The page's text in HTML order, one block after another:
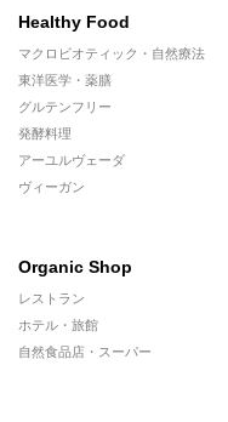
Healthy Food
マクロビオティック・自然療法
東洋医学・薬膳
グルテンフリー
発酵料理
アーユルヴェーダ
ヴィーガン
Organic Shop
レストラン
ホテル・旅館
自然食品店・スーパー